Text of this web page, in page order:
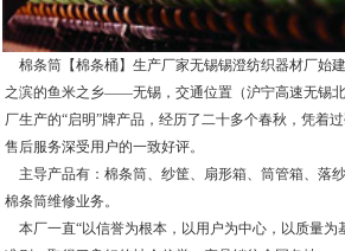
棉条筒【棉条桶】生产厂家无锡锡澄纺织器材厂始
之滨的鱼米之乡——无锡，交通位置（沪宁高速无锡
厂生产的“启明”牌产品，经历了二十多个春秋，凭着
售后服务深受用户的一致好评。
主导产品有：棉条筒、纱筐、扇形箱、筒管箱、落
棉条筒维修业务。
本厂一直“以信誉为根本，以用户为中心，以质量为